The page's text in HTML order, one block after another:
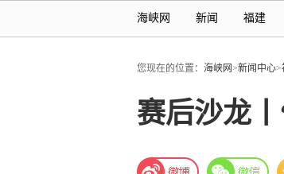
海峡网 新闻 福建
您现在的位置： 海峡网>新闻中心>
赛后沙龙